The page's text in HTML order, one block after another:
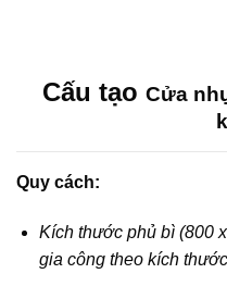
Cấu tạo Cửa
Quy cách:
Kích thước phủ bì (800
gia công theo kích